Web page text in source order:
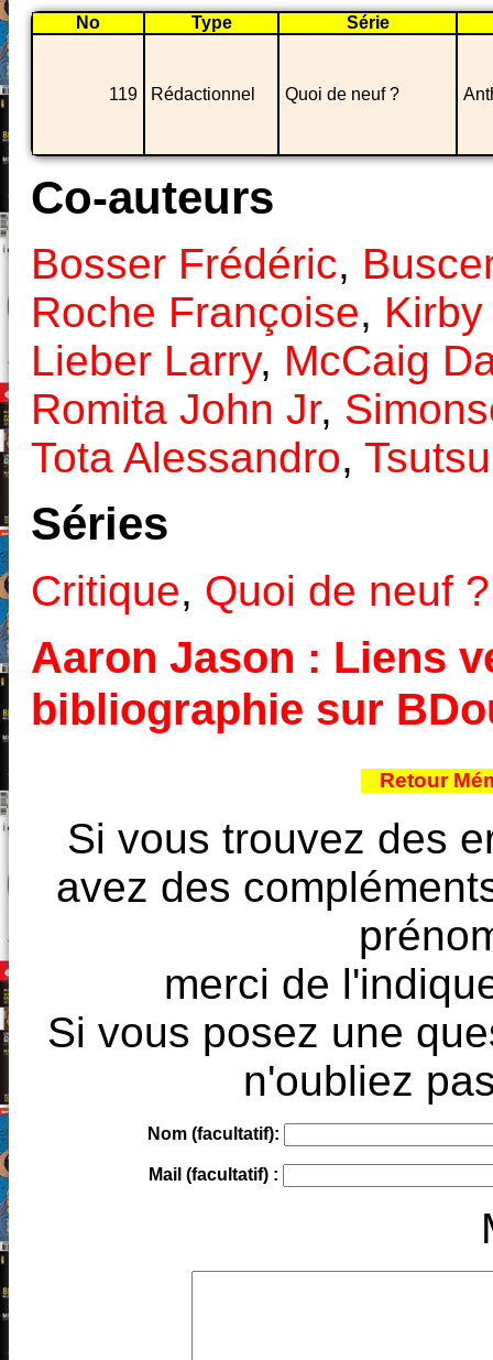
No Type Série
119 Rédactionnel Quoi de neuf ?
Co-auteurs
Bosser Frédéric,
Roche Françoise,
Lieber Larry, McCaig
Romita John Jr,
Tota Alessandro,
Séries
Critique, Quoi de neuf ?
Aaron Jason : Liens
bibliographie sur
Retour
Si vous trouvez des
avez des
merci de
Si vous posez une
n'oubliez
Nom (facultatif):
Mail (facultatif) :